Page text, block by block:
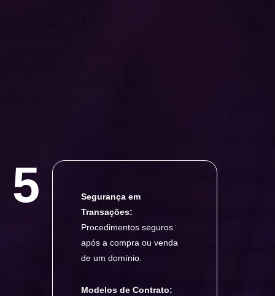
5
Segurança em
Transações:
Procedimentos seguros
após a compra ou venda
de um domínio.
Modelos de Contrato: